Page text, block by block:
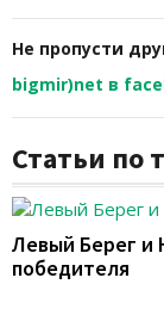
Не пропусти
bigmir)net в
Статьи по
Левый Берег и
победителя